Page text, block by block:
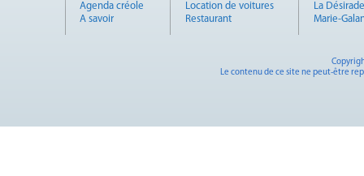
Agenda créole
A savoir
Location de voitures
Restaurant
La Désirade
Marie-
Le contenu de ce site ne peut-être